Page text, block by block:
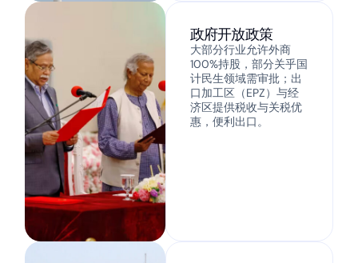
政府开放政策
大部分行业允许外商
100%持股，部分关乎国
计民生领域需审批；出
口加工区（EPZ）与经
济区提供税收与关税优
惠，便利出口。